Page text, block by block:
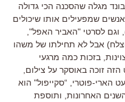
מגלה שהסכנה הכי גדולה
שמפעילים אותו שיכולים
לסרטי "האביר האפל",
אבל לא תחילתו של משהו
בזכות כמה מרגעי
זוכה באוסקר על צילום,
הארי-פוטרי, “סקייפול" הוא
הג'יימס בונד הטוב ביותר של 15 השנים האחרונות, ותוספת